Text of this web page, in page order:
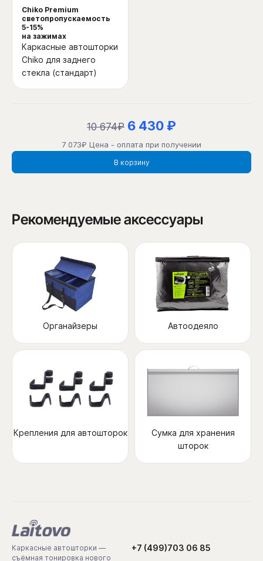
Chiko Premium
светопропускаемость
5-15%
на зажимах
Каркасные автошторки
Chiko для заднего
стекла (стандарт)
10 674₽ 6 430 ₽
7 073₽ Цена - оплата при получении
В корзину
Рекомендуемые аксессуары
Органайзеры Автоодеяло
Крепления для автошторок
Сумка для хранения
шторок
Каркасные автошторки —
съёмная тонировка нового
+7 (499)703 06 85